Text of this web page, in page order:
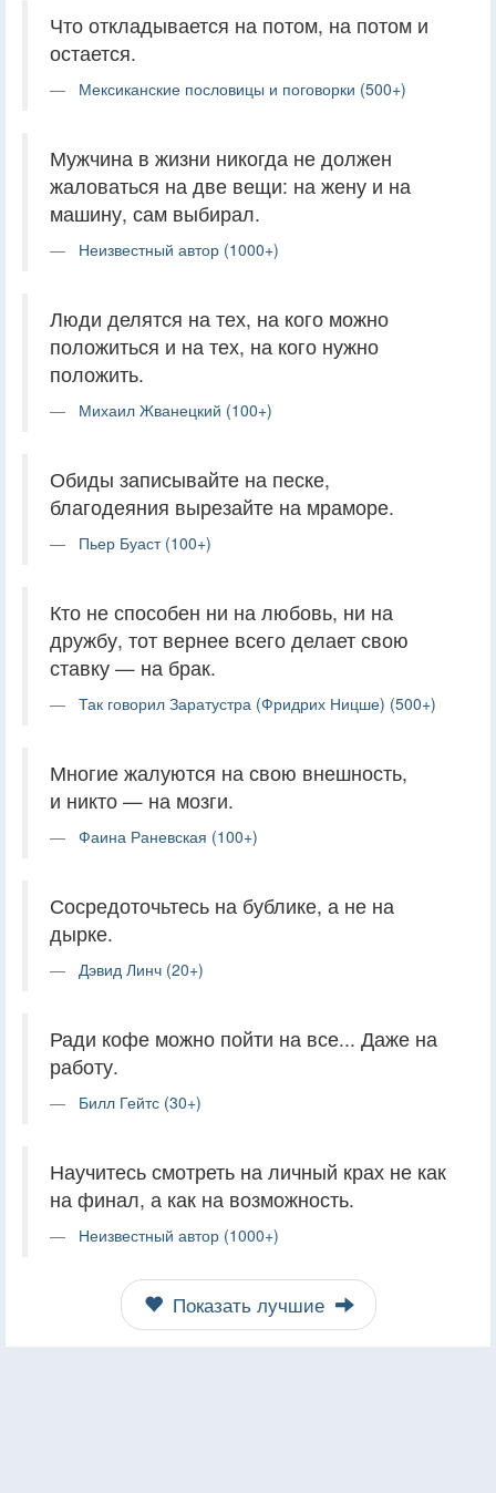
Что откладывается на потом, на потом и
остается.
Мексиканские пословицы и поговорки (500+)
Мужчина в жизни никогда не должен
жаловаться на две вещи: на жену и на
машину, сам выбирал.
Неизвестный автор (1000+)
Люди делятся на тех, на кого можно
положиться и на тех, на кого нужно
положить.
Михаил Жванецкий (100+)
Обиды записывайте на песке,
благодеяния вырезайте на мраморе.
Пьер Буаст (100+)
Кто не способен ни на любовь, ни на
дружбу, тот вернее всего делает свою
ставку — на брак.
Так говорил Заратустра (Фридрих Ницше) (500+)
Многие жалуются на свою внешность,
и никто — на мозги.
Фаина Раневская (100+)
Сосредоточьтесь на бублике, а не на
дырке.
Дэвид Линч (20+)
Ради кофе можно пойти на все... Даже на
работу.
Билл Гейтс (30+)
Научитесь смотреть на личный крах не как
на финал, а как на возможность.
Неизвестный автор (1000+)
Показать лучшие